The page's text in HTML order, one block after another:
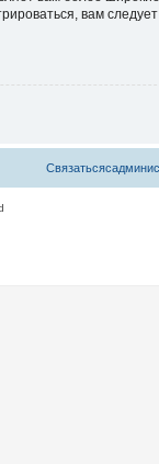
вам
Связатьсясадминис